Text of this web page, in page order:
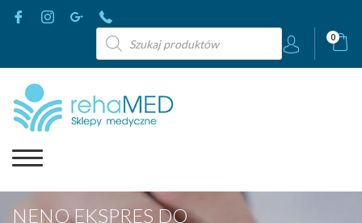
Wyszukiwarka
produktów
0
NENO EKSPRES DO